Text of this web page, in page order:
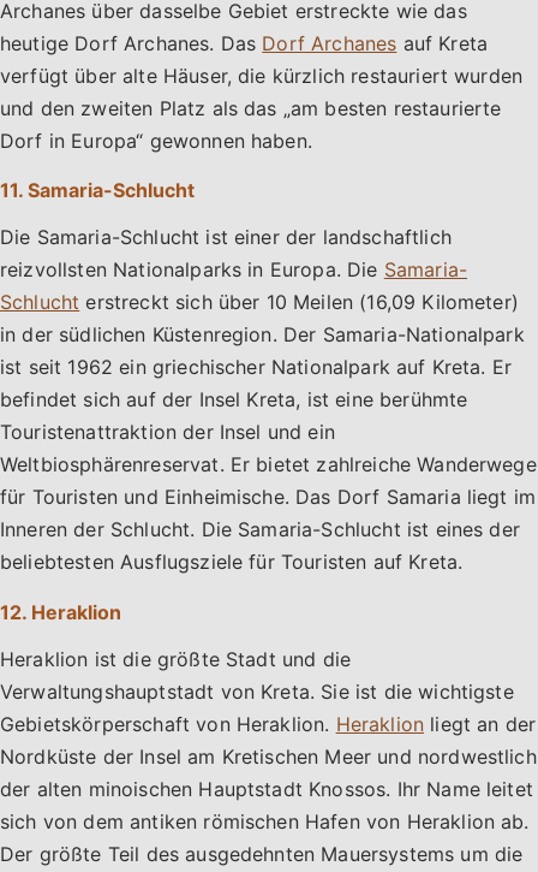
Archanes über dasselbe Gebiet erstreckte wie das
heutige Dorf Archanes. Das Dorf Archanes auf Kreta
verfügt über alte Häuser, die kürzlich restauriert wurden
und den zweiten Platz als das „am besten restaurierte
Dorf in Europa“ gewonnen haben.
11. Samaria-Schlucht
Die Samaria-Schlucht ist einer der landschaftlich
reizvollsten Nationalparks in Europa. Die Samaria-
Schlucht erstreckt sich über 10 Meilen (16,09 Kilometer)
in der südlichen Küstenregion. Der Samaria-Nationalpark
ist seit 1962 ein griechischer Nationalpark auf Kreta. Er
befindet sich auf der Insel Kreta, ist eine berühmte
Touristenattraktion der Insel und ein
Weltbiosphärenreservat. Er bietet zahlreiche Wanderwege
für Touristen und Einheimische. Das Dorf Samaria liegt im
Inneren der Schlucht. Die Samaria-Schlucht ist eines der
beliebtesten Ausflugsziele für Touristen auf Kreta.
12. Heraklion
Heraklion ist die größte Stadt und die
Verwaltungshauptstadt von Kreta. Sie ist die wichtigste
Gebietskörperschaft von Heraklion. Heraklion liegt an der
Nordküste der Insel am Kretischen Meer und nordwestlich
der alten minoischen Hauptstadt Knossos. Ihr Name leitet
sich von dem antiken römischen Hafen von Heraklion ab.
Der größte Teil des ausgedehnten Mauersystems um die